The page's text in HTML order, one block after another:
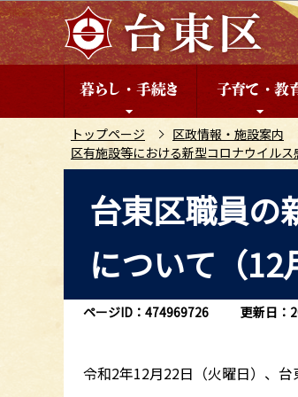
こ
の
ペ
トップページ 区政情報・施設案内
区有施設等における新型コロナウイル
ら
台東区職員の
について（12
ページID：474969726 更新日：
令和2年12月22日（火曜日）、